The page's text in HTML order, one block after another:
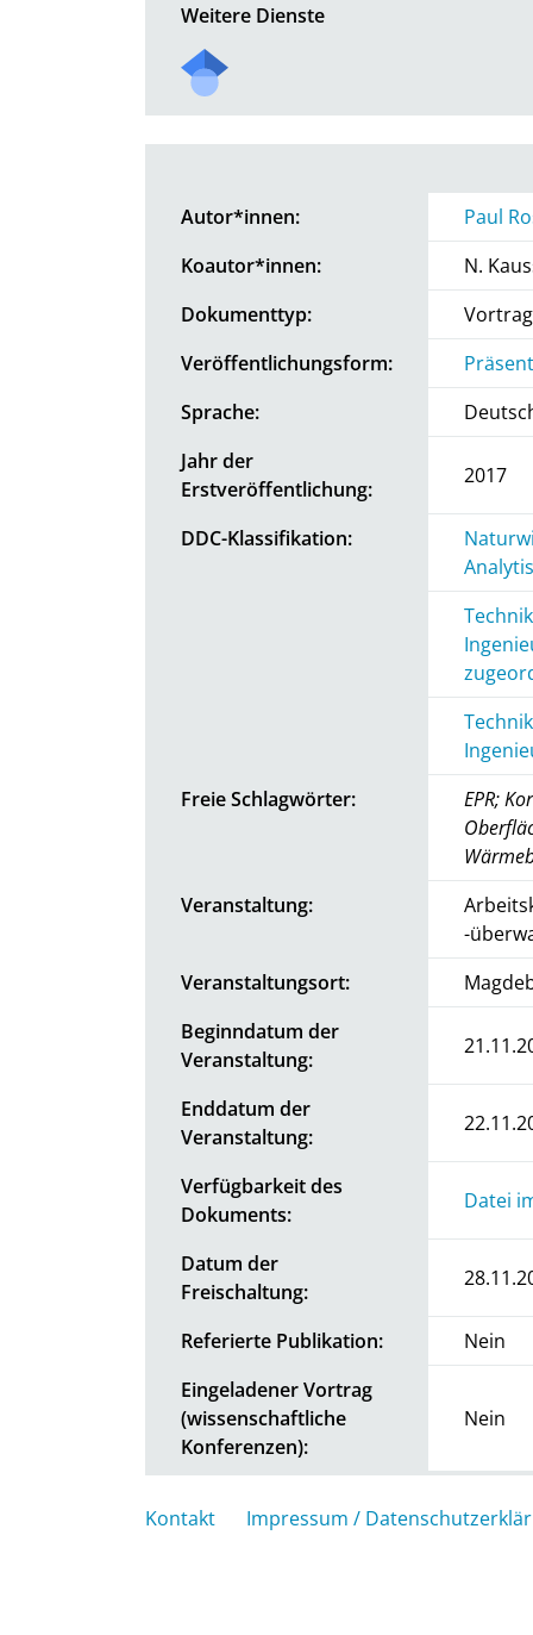
Weitere Dienste
Autor*innen:
Paul
Koautor*innen:
N.
Dokumenttyp:
Vortrag
Veröffentlichungsform:
Sprache:
Jahr der
Erstveröffentlichung:
2017
DDC-Klassifikation:
Freie Schlagwörter:
EPR;
Veranstaltung:
-
Veranstaltungsort:
Beginndatum der
Veranstaltung:
Enddatum der
Veranstaltung:
Verfügbarkeit des
Dokuments:
Datei
Datum der
Freischaltung:
Referierte Publikation:
Nein
Eingeladener Vortrag
(wissenschaftliche
Konferenzen):
Nein
Kontakt Impressum /